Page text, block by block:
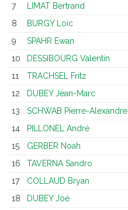
7
LIMAT Bertrand
8
BURGY Loic
9
SPAHR Ewan
10
DESSIBOURG Valentin
11
TRACHSEL Fritz
12
DUBEY Jean-Marc
13
SCHWAB Pierre-Alexandre
14
PILLONEL André
15
GERBER Noah
16
TAVERNA Sandro
17
COLLAUD Bryan
18
DUBEY Joé